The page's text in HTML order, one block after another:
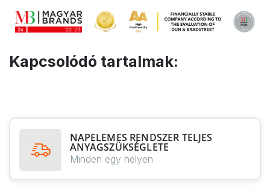
Kapcsolódó tartalmak:
NAPELEMES RENDSZER TELJES
ANYAGSZÜKSÉGLETE
Minden egy helyen